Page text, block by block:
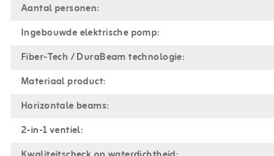
Aantal personen:
Ingebouwde elektrische pomp:
Fiber-Tech / DuraBeam technologie:
Materiaal product:
Horizontale beams:
2-in-1 ventiel: